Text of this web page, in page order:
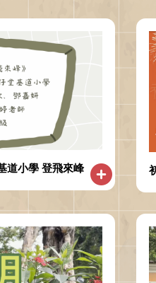
道小學 登飛來峰